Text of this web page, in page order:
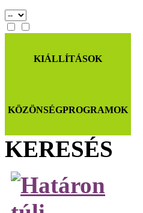
KIÁLLÍTÁSOK
KÖZÖNSÉGPROGRAMOK
KERESÉS